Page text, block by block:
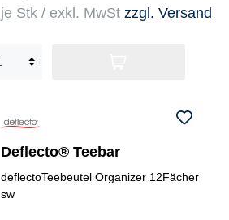
je Stk / exkl. MwStzzgl. Versand
Deflecto® Teebar
deflectoTeebeutel Organizer 12Fächer
sw